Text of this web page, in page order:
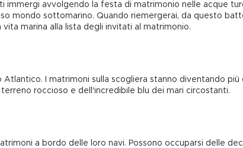
immergi avvolgendo la festa di matrimonio nelle acque
mondo sottomarino. Quando riemergerai, da questo
marina alla lista degli invitati al matrimonio.
I matrimoni sulla scogliera stanno diventando
roccioso e dell'incredibile blu dei mari circostanti.
a bordo delle loro navi. Possono occuparsi delle